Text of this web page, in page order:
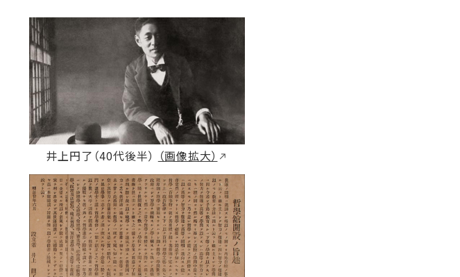
井上円了（40代後半） （画像拡大）